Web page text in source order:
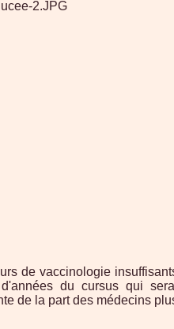
de vaccinologie
du cursus qui
de la part des médecins